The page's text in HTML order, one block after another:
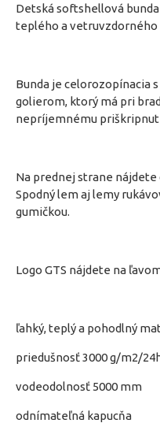
Detská softshellová
teplého a vetruvzdorného
Bunda je celorozopínacia
golierom, ktorý má pri
nepríjemnému
Na prednej strane nájdete
Spodný lem aj lemy
gumičkou.
Logo GTS nájdete na
ľahký, teplý a pohodlný
priedušnosť 3000 g/m2/
vodeodolnosť 5000 mm
odnímateľná kapucňa